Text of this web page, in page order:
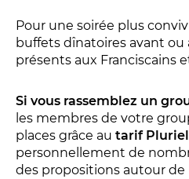
Pour une soirée plus
buffets dînatoires avant ou
présents aux Franciscains
Si vous rassemblez un
les membres de votre
places grâce au tarif
personnellement de
des propositions autour de